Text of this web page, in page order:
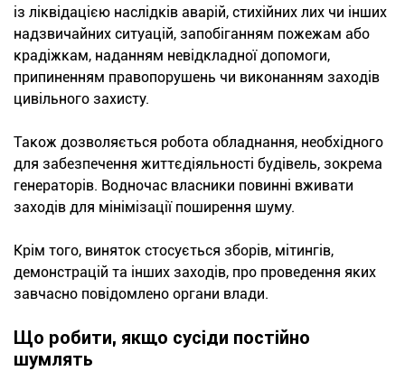
із ліквідацією наслідків аварій, стихійних лих чи інших
надзвичайних ситуацій, запобіганням пожежам або
крадіжкам, наданням невідкладної допомоги,
припиненням правопорушень чи виконанням заходів
цивільного захисту.
Також дозволяється робота обладнання, необхідного
для забезпечення життєдіяльності будівель, зокрема
генераторів. Водночас власники повинні вживати
заходів для мінімізації поширення шуму.
Крім того, виняток стосується зборів, мітингів,
демонстрацій та інших заходів, про проведення яких
завчасно повідомлено органи влади.
Що робити, якщо сусіди постійно
шумлять